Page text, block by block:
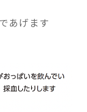
あげます